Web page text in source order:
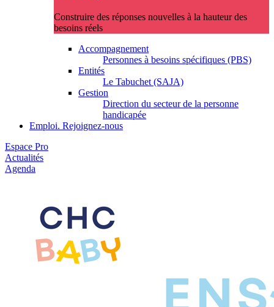
Construire des réponses nouvelles à la hauteur des
besoins réels
Accompagnement
Personnes à besoins spécifiques (PBS)
Entités
Le Tabuchet (SAJA)
Gestion
Direction du secteur de la personne
handicapée
Emploi. Rejoignez-nous
Espace Pro
Actualités
Agenda